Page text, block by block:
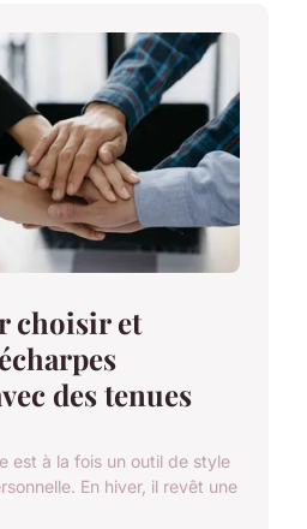
choisir et
des tenues
est à la fois un outil de style
En hiver, il revêt une